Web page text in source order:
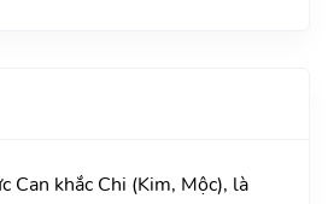
Can khắc Chi (Kim, Mộc), là